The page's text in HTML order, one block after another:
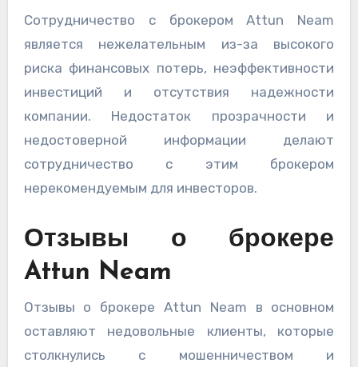
Сотрудничество с брокером Attun Neam
является нежелательным из-за высокого
риска финансовых потерь, неэффективности
инвестиций и отсутствия надежности
компании. Недостаток прозрачности и
недостоверной информации делают
сотрудничество с этим брокером
нерекомендуемым для инвесторов.
Отзывы о брокере
Attun Neam
Отзывы о брокере Attun Neam в основном
оставляют недовольные клиенты, которые
столкнулись с мошенничеством и